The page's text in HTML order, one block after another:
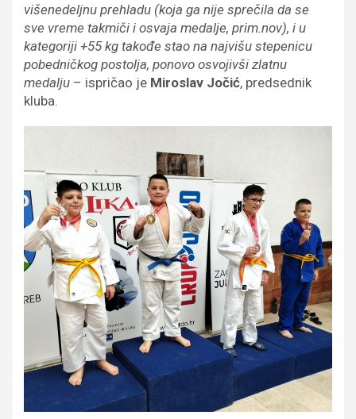
višenedeljnu prehladu (koja ga nije sprečila da se
sve vreme takmiči i osvaja medalje, prim.nov), i u
kategoriji +55 kg takođe stao na najvišu stepenicu
pobedničkog postolja, ponovo osvojivši zlatnu
medalju – ispričao je Miroslav Jočić, predsednik
kluba.